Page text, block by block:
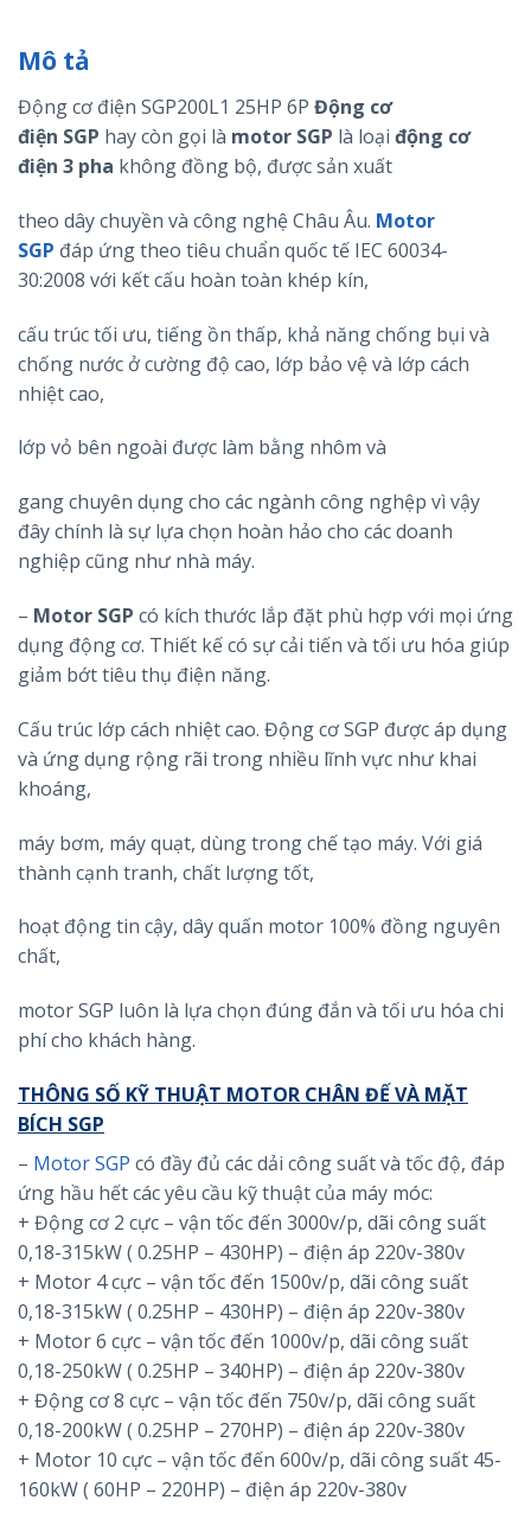
Mô tả
Động cơ điện SGP200L1 25HP 6P Động cơ
điện SGP hay còn gọi là motor SGP là loại động cơ
điện 3 pha không đồng bộ, được sản xuất
theo dây chuyền và công nghệ Châu Âu. Motor
SGP đáp ứng theo tiêu chuẩn quốc tế IEC 60034-
30:2008 với kết cấu hoàn toàn khép kín,
cấu trúc tối ưu, tiếng ồn thấp, khả năng chống bụi và
chống nước ở cường độ cao, lớp bảo vệ và lớp cách
nhiệt cao,
lớp vỏ bên ngoài được làm bằng nhôm và
gang chuyên dụng cho các ngành công nghệp vì vậy
đây chính là sự lựa chọn hoàn hảo cho các doanh
nghiệp cũng như nhà máy.
– Motor SGP có kích thước lắp đặt phù hợp với mọi ứng
dụng động cơ. Thiết kế có sự cải tiến và tối ưu hóa giúp
giảm bớt tiêu thụ điện năng.
Cấu trúc lớp cách nhiệt cao. Động cơ SGP được áp dụng
và ứng dụng rộng rãi trong nhiều lĩnh vực như khai
khoáng,
máy bơm, máy quạt, dùng trong chế tạo máy. Với giá
thành cạnh tranh, chất lượng tốt,
hoạt động tin cậy, dây quấn motor 100% đồng nguyên
chất,
motor SGP luôn là lựa chọn đúng đắn và tối ưu hóa chi
phí cho khách hàng.
THÔNG SỐ KỸ THUẬT MOTOR CHÂN ĐẾ VÀ MẶT
BÍCH SGP
– Motor SGP có đầy đủ các dải công suất và tốc độ, đáp
ứng hầu hết các yêu cầu kỹ thuật của máy móc:
+ Động cơ 2 cực – vận tốc đến 3000v/p, dãi công suất
0,18-315kW ( 0.25HP – 430HP) – điện áp 220v-380v
+ Motor 4 cực – vận tốc đến 1500v/p, dãi công suất
0,18-315kW ( 0.25HP – 430HP) – điện áp 220v-380v
+ Motor 6 cực – vận tốc đến 1000v/p, dãi công suất
0,18-250kW ( 0.25HP – 340HP) – điện áp 220v-380v
+ Động cơ 8 cực – vận tốc đến 750v/p, dãi công suất
0,18-200kW ( 0.25HP – 270HP) – điện áp 220v-380v
+ Motor 10 cực – vận tốc đến 600v/p, dãi công suất 45-
160kW ( 60HP – 220HP) – điện áp 220v-380v